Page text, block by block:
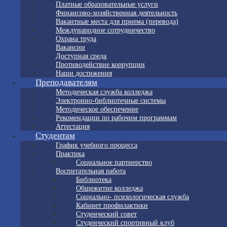
Платные образовательные услуги
Финансово-хозяйственная деятельность
Вакантные места для приема (перевода)
Международное сотрудничество
Охрана труда
Вакансии
Доступная среда
Противодействие коррупции
Наши достижения
Преподавателям
Методическая служба колледжа
Электронно-библиотечные системы
Методическое обеспечение
Рекомендации по рабочим программам
Аттестация
Студентам
График учебного процесса
Практика
Социальное партнерство
Воспитательная работа
Библиотека
Общежитие колледжа
Социально- психологическая служба
Кабинет профилактики
Студенческий совет
Студенческий спортивный клуб